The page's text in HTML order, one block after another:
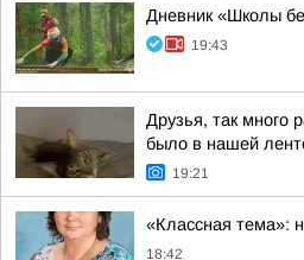
Дневник «Школы
19:43
Друзья, так много
было в нашей
19:21
«Классная тема»:
18:42